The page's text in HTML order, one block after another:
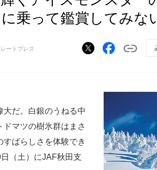
乗って鑑賞してみな
レートプレス
大だ。白銀のうねる中
マツの樹氷群はまさ
ばらしさを体験でき
（土）にJAF秋田支